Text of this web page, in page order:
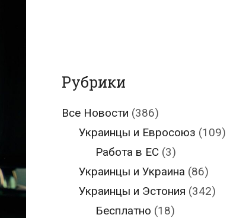
Рубрики
Все Новости (386)
Украинцы и Евросоюз (109)
Работа в ЕС (3)
Украинцы и Украина (86)
Украинцы и Эстония (342)
Бесплатно (18)